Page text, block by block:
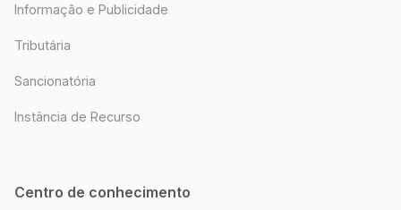
Informação e Publicidade
Tributária
Sancionatória
Instância de Recurso
Centro de conhecimento